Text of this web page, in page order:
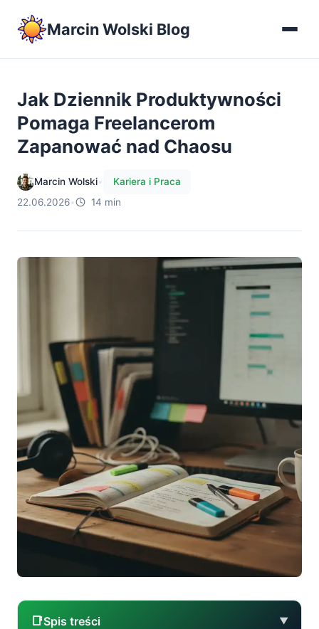
Marcin Wolski Blog
Jak Dziennik Produktywności
Pomaga Freelancerom
Zapanować nad Chaosu
Marcin Wolski•
Kariera i Praca
22.06.2026• 14 min
📑Spis treści ▼